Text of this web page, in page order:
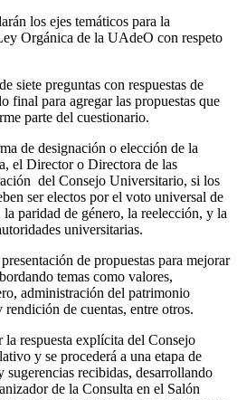
los ejes temáticos para la
Orgánica de la UAdeO con respeto
siete preguntas con respuestas de
final para agregar las propuestas que
parte del cuestionario.
de designación o elección de la
el Director o Directora de las
del Consejo Universitario, si los
ser electos por el voto universal de
la paridad de género, la reelección, y la
universitarias.
de propuestas para mejorar
temas como valores,
administración del patrimonio
de cuentas, entre otros.
la respuesta explícita del Consejo
y se procederá a una etapa de
recibidas, desarrollando
de la Consulta en el Salón